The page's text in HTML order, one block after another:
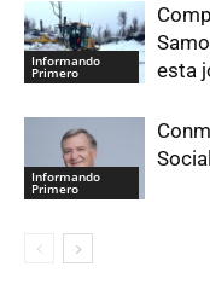
Informando
Primero
esta
Informando
Primero